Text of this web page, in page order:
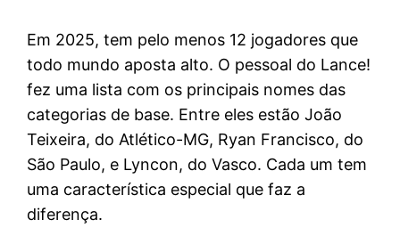
Em 2025, tem pelo menos 12 jogadores que
todo mundo aposta alto. O pessoal do Lance!
fez uma lista com os principais nomes das
categorias de base. Entre eles estão João
Teixeira, do Atlético-MG, Ryan Francisco, do
São Paulo, e Lyncon, do Vasco. Cada um tem
uma característica especial que faz a
diferença.